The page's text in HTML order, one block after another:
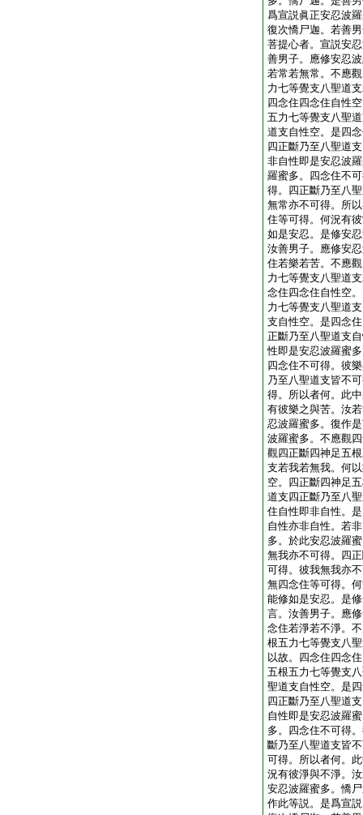
爲宣説眞正安忍波
復次憍尸迦。若善
菩提心者。宣説安
善男子。應修安忍
若常若無常。不應
力七等覺支八聖道
四念住四念住自性
五力七等覺支八聖
道支自性空。是四
四正斷乃至八聖道
非自性即是安忍波
羅蜜多。四念住不
得。四正斷乃至八
無常亦不可得。所
住等可得。何況有
如是安忍。是修安
汝善男子。應修安
住若樂若苦。不應
力七等覺支八聖道
念住四念住自性空
力七等覺支八聖道
支自性空。是四念
正斷乃至八聖道支
性即是安忍波羅蜜
四念住不可得。彼
乃至八聖道支皆不
得。所以者何。此
有彼樂之與苦。汝
忍波羅蜜多。復作
波羅蜜多。不應觀
觀四正斷四神足五
支若我若無我。何
空。四正斷四神足
道支四正斷乃至八
住自性即非自性。
自性亦非自性。若
多。於此安忍波羅
無我亦不可得。四
可得。彼我無我亦
無四念住等可得。
能修如是安忍。是
言。汝善男子。應
念住若淨若不淨。
根五力七等覺支八
以故。四念住四念
五根五力七等覺支
聖道支自性空。是
四正斷乃至八聖道
自性即是安忍波羅
多。四念住不可得
斷乃至八聖道支皆
可得。所以者何。
況有彼淨與不淨。
安忍波羅蜜多。憍
作此等説。是爲宣